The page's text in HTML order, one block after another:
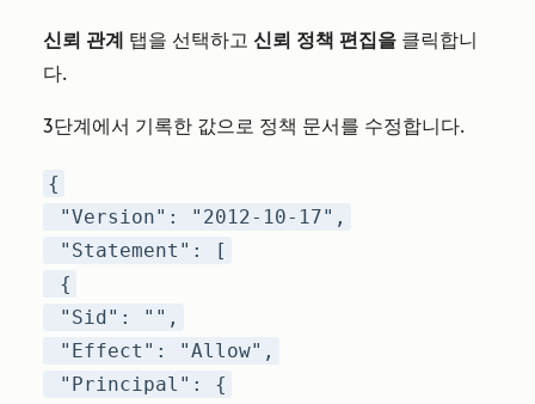
신뢰 관계 탭을 선택하고 신뢰 정책 편집을 클릭합니
다.
3단계에서 기록한 값으로 정책 문서를 수정합니다.
{
"Version": "2012-10-17",
"Statement": [
{
"Sid": "",
"Effect": "Allow",
"Principal": {